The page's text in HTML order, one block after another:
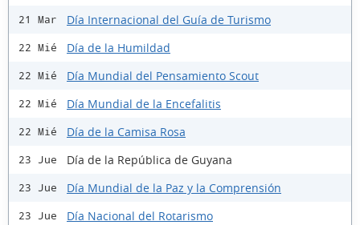
21 Mar Día Internacional del Guía de Turismo
22 Mié Día de la Humildad
22 Mié Día Mundial del Pensamiento Scout
22 Mié Día Mundial de la Encefalitis
22 Mié Día de la Camisa Rosa
23 Jue Día de la República de Guyana
23 Jue Día Mundial de la Paz y la Comprensión
23 Jue Día Nacional del Rotarismo